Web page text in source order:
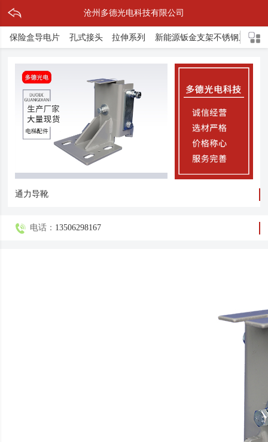
沧州多德光电科技有限公司
保险盒导电片 孔式接头 拉伸系列 新能源钣金支架不锈钢系列
通力导靴
电话： 13506298167